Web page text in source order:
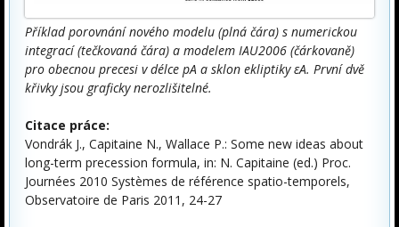
Příklad porovnání nového modelu (plná čára) s numerickou
integrací (tečkovaná čára) a modelem IAU2006 (čárkovaně)
pro obecnou precesi v délce pA a sklon ekliptiky εA. První dvě
křivky jsou graficky nerozlišitelné.
Citace práce:
Vondrák J., Capitaine N., Wallace P.: Some new ideas about
long-term precession formula, in: N. Capitaine (ed.) Proc.
Journées 2010 Systèmes de référence spatio-temporels,
Observatoire de Paris 2011, 24-27